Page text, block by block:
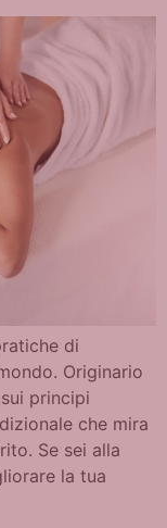
di
Originario
principi
che mira
Se sei alla
la tua